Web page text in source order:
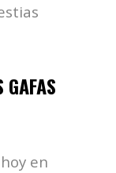
en